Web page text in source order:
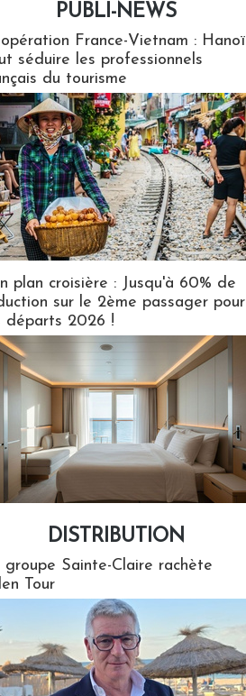
PUBLI-NEWS
France-Vietnam : Hanoï
séduire les professionnels
du tourisme
plan croisière : Jusqu'à 60% de
sur le 2ème passager pour
départs 2026 !
DISTRIBUTION
groupe Sainte-Claire rachète
Tour